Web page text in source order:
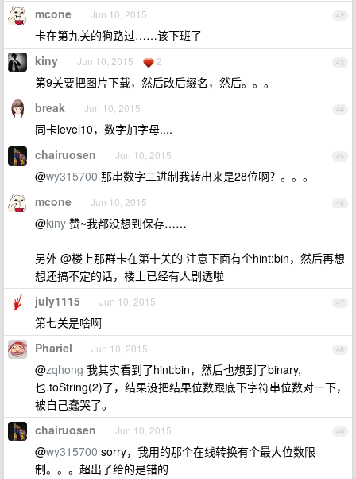
42
mcone Jun 10, 2015
卡在第九关的狗路过……该下班了
43
kiny Jun 10, 2015 2
第9关要把图片下载，然后改后缀名，然后。。。
44
break Jun 10, 2015
同卡level10，数字加字母....
45
chairuosen Jun 10, 2015
@wy315700 那串数字二进制我转出来是28位啊？。。。
46
mcone Jun 10, 2015
@kiny 赞~我都没想到保存……
另外 @楼上那群卡在第十关的 注意下面有个hint:bin，然后再想
想还搞不定的话，楼上已经有人剧透啦
47
july1115 Jun 10, 2015
第七关是啥啊
48
Phariel Jun 10, 2015
@zqhong 我其实看到了hint:bin，然后也想到了binary,
也.toString(2)了，结果没把结果位数跟底下字符串位数对一下，
被自己蠢哭了。
49
chairuosen Jun 10, 2015
@wy315700 sorry，我用的那个在线转换有个最大位数限
制。。。超出了给的是错的